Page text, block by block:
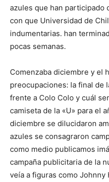
azules que han participado
con que Universidad de
indumentarias. han
pocas semanas.
Comenzaba diciembre y el
preocupaciones: la final de
frente a Colo Colo y cuál
camiseta de la «U» para el
diciembre se dilucidaron
azules se consagraron
como medio publicamos
campaña publicitaria de la
veía a figuras como Johnny